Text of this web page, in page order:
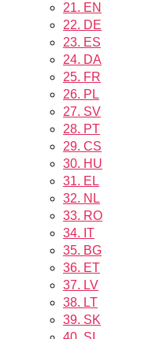
21. EN
22. DE
23. ES
24. DA
25. FR
26. PL
27. SV
28. PT
29. CS
30. HU
31. EL
32. NL
33. RO
34. IT
35. BG
36. ET
37. LV
38. LT
39. SK